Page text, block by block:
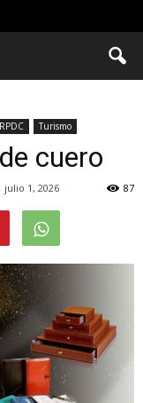
Turismo
cuero
julio 1, 2026 87